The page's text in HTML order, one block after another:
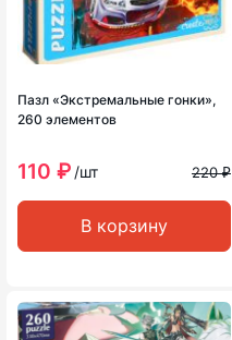
Пазл «Экстремальные гонки»,
260 элементов
110 ₽ /шт 220 ₽
В корзину